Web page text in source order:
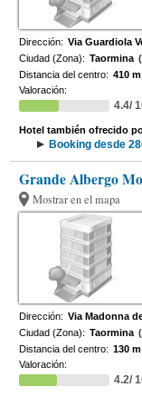
Dirección: Via Guardiola
Ciudad (Zona): Taormina
Distancia del centro: 410 m
Valoración:
4.4/
Hotel también ofrecido
Booking desde
Grande Albergo
Mostrar en el mapa
Dirección: Via Madonna
Ciudad (Zona): Taormina
Distancia del centro: 130 m
Valoración:
4.2/